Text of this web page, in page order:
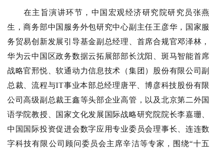
在主旨演讲环节，中国宏观经济研究院研究员张燕
生，商务部中国服务外包研究中心副主任王彦华，国家服
务贸易创新发展引导基金副总经理、首席合规官邓泽林，
华为云中国区政务数据云拓展部部长沈阳、斑马智能首席
战略官邢悦、软通动力信息技术（集团）股份有限公司副
总裁、流程与IT事业本部总经理唐平、博彦科技股份有限
公司高级副总裁王鑫等头部企业高管，以及北京第二外国
语学院教授、国家文化发展国际战略研究院院长李嘉珊、
中国国际投资促进会数字应用专业委员会理事长、连连数
字科技有限公司顾问委员会主席辛洁等专家，围绕“十五